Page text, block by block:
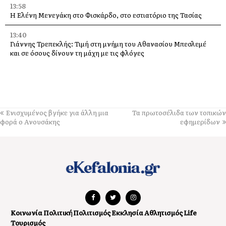
13:58
Η Ελένη Μενεγάκη στο Φισκάρδο, στο εστιατόριο της Τασίας
13:40
Γιάννης Τρεπεκλής: Τιμή στη μνήμη του Αθανασίου Μπεσλεμέ
και σε όσους δίνουν τη μάχη με τις φλόγες
13:30
Οι εκδηλώσεις στον Δήμο Αργοστολίου το τριήμερο 7, 8 και 9
«Στάθηκαν δίπλα μας σε μια πολύ δύσκολη στιγμή»
Στον “εθνικό κήρυκα” η αυθεντική πλευρά του νησιού. Από
Φτέρη και Κουτσουπιά μέχρι Κουρκουμελάτα, Αίνο και
παραδοσιακά πανηγύρια
Ενισχυμένος βγήκε για άλλη μια
φορά ο Ανουσάκης
Τα πρωτοσέλιδα των τοπικών
εφημερίδων
ΚοινωνίαΠολιτικήΠολιτισμόςΕκκλησίαΑθλητισμόςLife
Τουρισμός